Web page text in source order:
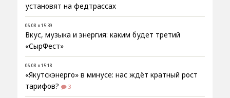
установят на федтрассах
06.08 в 15:39
Вкус, музыка и энергия: каким будет третий
«СырФест»
06.08 в 15:18
«Якутскэнерго» в минусе: нас ждёт кратный рост
тарифов?
3